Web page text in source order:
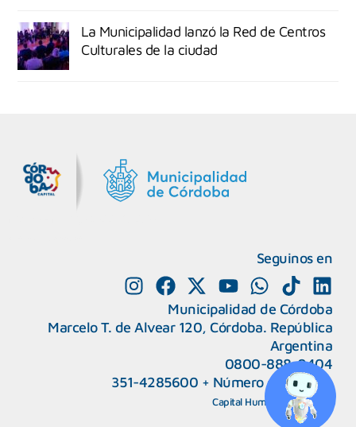
La Municipalidad lanzó la Red de Centros
Culturales de la ciudad
Seguinos en
Municipalidad de Córdoba
Marcelo T. de Alvear 120, Córdoba. República
Argentina
0800-888-0404
351-4285600 + Número de interno
Capital Humano |Webmail
CAPeM – Centro de Atención a Personas Migrantes y Refugiadas.